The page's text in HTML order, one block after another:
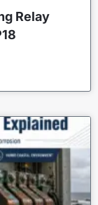
Relay